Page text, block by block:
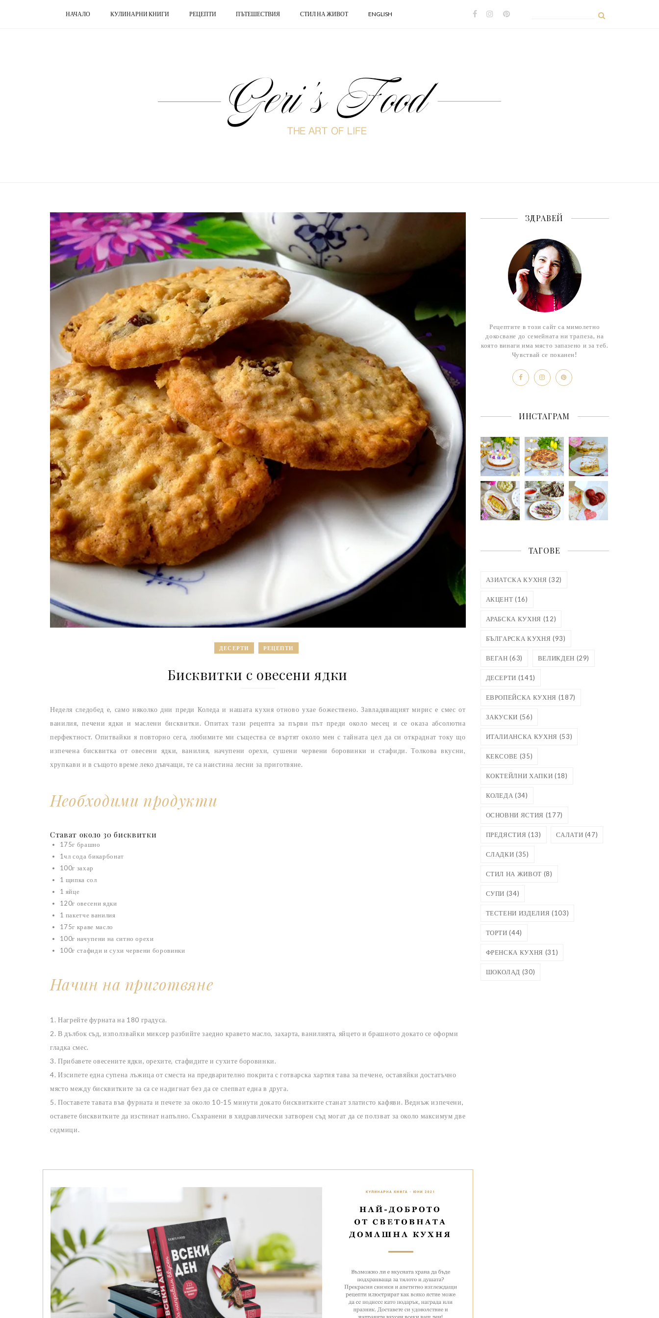
НАЧАЛО КУЛИНАРНИ КНИГИ РЕЦЕПТИ ПЪТЕШЕСТВИЯ СТИЛ НА ЖИВОТ ENGLISH
ДЕСЕРТИ РЕЦЕПТИ
Бисквитки с овесени ядки
Неделя следобед е, само няколко дни преди Коледа и нашата кухня отново ухае божествено. Завладяващият мирис е смес от
ванилия, печени ядки и маслени бисквитки. Опитах тази рецепта за първи път преди около месец и се оказа абсолютна
перфектност. Опитвайки я повторно сега, любимите ми същества се въртят около мен с тайната цел да си откраднат току що
изпечена бисквитка от овесени ядки, ванилия, начупени орехи, сушени червени боровинки и стафиди. Толкова вкусни,
хрупкави и в същото време леко дъвчащи, те са наистина лесни за приготвяне.
Необходими продукти
Стават около 30 бисквитки
175г брашно
1чл сода бикарбонат
100г захар
1 щипка сол
1 яйце
120г овесени ядки
1 пакетче ванилия
175г краве масло
100г начупени на ситно орехи
100г стафиди и сухи червени боровинки
Начин на приготвяне
1. Нагрейте фурната на 180 градуса.
2. В дълбок съд, използвайки миксер разбийте заедно кравето масло, захарта, ванилията, яйцето и брашното докато се оформи
гладка смес.
3. Прибавете овесените ядки, орехите, стафидите и сухите боровинки.
4. Изсипете една супена лъжица от сместа на предварително покрита с готварска хартия тава за печене, оставяйки достатъчно
място между бисквитките за са се надигнат без да се слепват една в друга.
5. Поставете тавата във фурната и печете за около 10-15 минути докато бисквитките станат златисто кафяви. Веднъж изпечени,
оставете бисквитките да изстинат напълно. Съхранени в хидравлически затворен съд могат да се ползват за около максимум две
седмици.
ЗДРАВЕЙ
Рецептите в този сайт са мимолетно
докосване до семейната ни трапеза, на
която винаги има място запазено и за теб.
Чувствай се поканен!
ИНСТАГРАМ
ТАГОВЕ
АЗИАТСКА КУХНЯ (32)
АКЦЕНТ (16)
АРАБСКА КУХНЯ (12)
БЪЛГАРСКА КУХНЯ (93)
ВЕГАН (63) ВЕЛИКДЕН (29)
ДЕСЕРТИ (141)
ЕВРОПЕЙСКА КУХНЯ (187)
ЗАКУСКИ (56)
ИТАЛИАНСКА КУХНЯ (53)
КЕКСОВЕ (35)
КОКТЕЙЛНИ ХАПКИ (18)
КОЛЕДА (34)
ОСНОВНИ ЯСТИЯ (177)
ПРЕДЯСТИЯ (13) САЛАТИ (47)
СЛАДКИ (35)
СТИЛ НА ЖИВОТ (8)
СУПИ (34)
ТЕСТЕНИ ИЗДЕЛИЯ (103)
ТОРТИ (44)
ФРЕНСКА КУХНЯ (31)
ШОКОЛАД (30)